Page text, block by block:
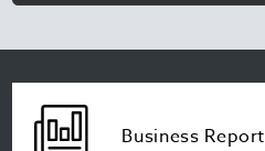
Business Report